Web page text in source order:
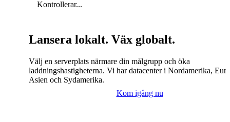
Kontrollerar...
Lansera lokalt. Väx globalt.
Välj en serverplats närmare din målgrupp och öka
laddningshastigheterna. Vi har datacenter i Nordamerika,
Asien och Sydamerika.
Kom igång nu